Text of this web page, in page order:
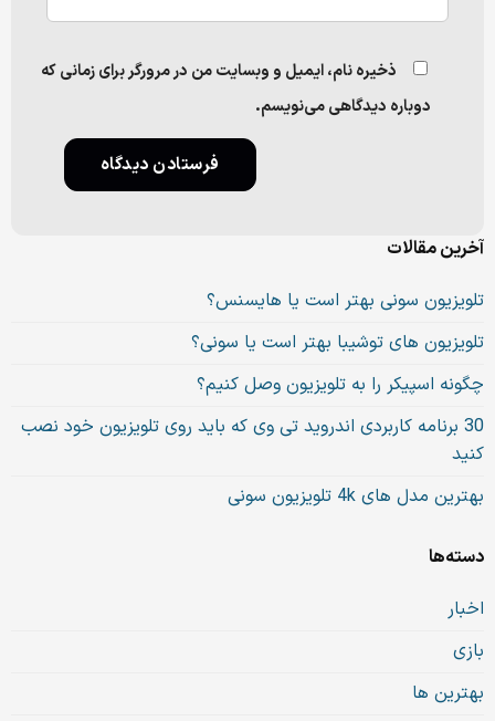
ذخیره نام، ایمیل و وبسایت من در مرورگر برای زمانی که
دوباره دیدگاهی می‌نویسم.
آخرین مقالات
تلویزیون سونی بهتر است یا هایسنس؟
تلویزیون های توشیبا بهتر است یا سونی؟
چگونه اسپیکر را به تلویزیون وصل کنیم؟
30 برنامه کاربردی اندروید تی وی که باید روی تلویزیون خود نصب
کنید
بهترین مدل های 4k تلویزیون سونی
دسته‌ها
اخبار
بازی
بهترین ها